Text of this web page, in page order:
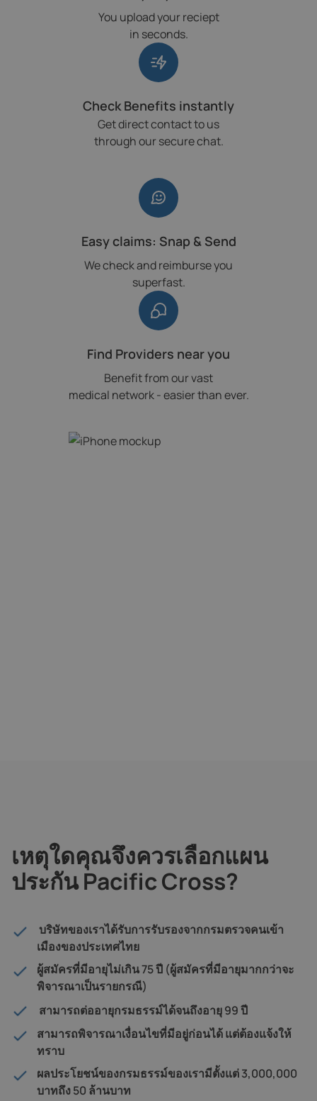
You upload your reciept
in seconds.
Check Benefits instantly
Get direct contact to us
through our secure chat.
Easy claims: Snap & Send
We check and reimburse you
superfast.
Find Providers near you
Benefit from our vast
medical network - easier than ever.
เหตุใดคุณจึงควรเลือกแผน
ประกัน Pacific Cross?
บริษัทของเราได้รับการรับรองจากกรมตรวจคนเข้า
เมืองของประเทศไทย
ผู้สมัครที่มีอายุไม่เกิน 75 ปี (ผู้สมัครที่มีอายุมากกว่าจะ
พิจารณาเป็นรายกรณี)
สามารถต่ออายุกรมธรรม์ได้จนถึงอายุ 99 ปี
สามารถพิจารณาเงื่อนไขที่มีอยู่ก่อนได้ แต่ต้องแจ้งให้
ทราบ
ผลประโยชน์ของกรมธรรม์ของเรามีตั้งแต่ 3,000,000
บาทถึง 50 ล้านบาท